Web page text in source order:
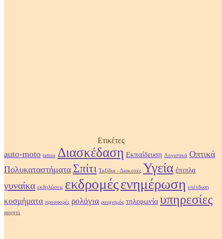
Ετικέτες
auto-moto tattoo Διασκέδαση Εκπαίδευση Λογιστικά Οπτικά
Πολυκαταστήματα Σπίτι Ταξίδια - Διακοπές Υγεία έπιπλα
γυναίκα εκδηλώσεις εκδρομέςενημέρωση επένδυση
κοσμήματα προσφορές ρολόγια ρουχισμός τηλεφωνία υπηρεσίες
φαγητό